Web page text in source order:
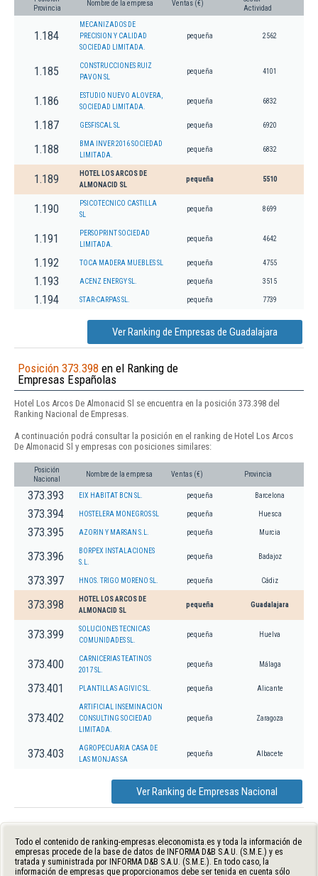
Provincia
Nombre de la empresa Ventas (€)
Actividad
1.184
MECANIZADOS DE
PRECISION Y CALIDAD
SOCIEDAD LIMITADA.
pequeña 2562
1.185
CONSTRUCCIONES RUIZ
PAVON SL
pequeña 4101
1.186
ESTUDIO NUEVO ALOVERA,
SOCIEDAD LIMITADA.
pequeña 6832
1.187 GESFISCAL SL pequeña 6920
1.188
BMA INVER 2016 SOCIEDAD
LIMITADA.
pequeña 6832
1.189
HOTEL LOS ARCOS DE
ALMONACID SL
pequeña 5510
1.190
PSICOTECNICO CASTILLA
SL
pequeña 8699
1.191
PERSOPRINT SOCIEDAD
LIMITADA.
pequeña 4642
1.192 TOCA MADERA MUEBLES SL pequeña 4755
1.193 ACENZ ENERGY SL. pequeña 3515
1.194 STAR-CARPAS SL. pequeña 7739
Ver Ranking de Empresas de Guadalajara
Posición 373.398 en el Ranking de
Empresas Españolas
Hotel Los Arcos De Almonacid Sl se encuentra en la posición 373.398 del
Ranking Nacional de Empresas.
A continuación podrá consultar la posición en el ranking de Hotel Los Arcos
De Almonacid Sl y empresas con posiciones similares:
Posición
Nacional
Nombre de la empresa Ventas (€) Provincia
373.393 EIX HABITAT BCN SL. pequeña Barcelona
373.394 HOSTELERA MONEGROS SL pequeña Huesca
373.395 AZORIN Y MARSAN S.L. pequeña Murcia
373.396
BORPEX INSTALACIONES
S.L.
pequeña Badajoz
373.397 HNOS. TRIGO MORENO SL. pequeña Cádiz
373.398
HOTEL LOS ARCOS DE
ALMONACID SL
pequeña Guadalajara
373.399
SOLUCIONES TECNICAS
COMUNIDADES SL.
pequeña Huelva
373.400
CARNICERIAS TEATINOS
2017 SL.
pequeña Málaga
373.401 PLANTILLAS AGIVIC SL. pequeña Alicante
373.402
ARTIFICIAL INSEMINACION
CONSULTING SOCIEDAD
LIMITADA.
pequeña Zaragoza
373.403
AGROPECUARIA CASA DE
LAS MONJAS SA
pequeña Albacete
Ver Ranking de Empresas Nacional
Todo el contenido de ranking-empresas.eleconomista.es y toda la información de
empresas procede de la base de datos de INFORMA D&B S.A.U. (S.M.E.) y es
tratada y suministrada por INFORMA D&B S.A.U. (S.M.E.). En todo caso, la
información de empresas que proporcionamos debe ser tenida en cuenta sólo